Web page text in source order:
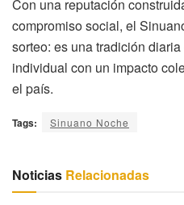
Con una reputación
compromiso social, el
sorteo: es una tradición
individual con un impacto
el país.
Tags: Sinuano Noche
Noticias Relacionadas